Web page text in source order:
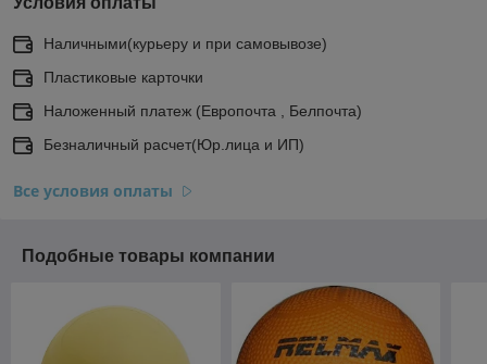
Наличными(курьеру и при самовывозе)
Пластиковые карточки
Наложенный платеж (Европочта , Белпочта)
Безналичный расчет(Юр.лица и ИП)
Все условия оплаты
Подобные товары компании